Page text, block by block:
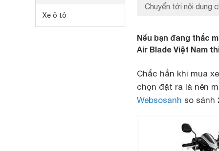
Xe ô tô
Chuyển tới nội dung
Nếu bạn đang thắc
Air Blade Việt Nam
Chắc hẳn khi mua
chọn đặt ra là nên
Websosanh so sánh